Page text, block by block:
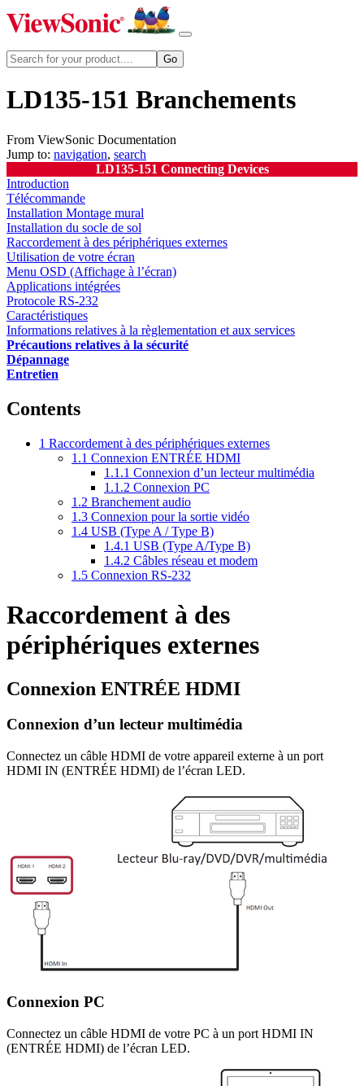
LD135-151 Branchements
From ViewSonic Documentation
Jump to: navigation, search
LD135-151 Connecting Devices
Introduction
Télécommande
Installation Montage mural
Installation du socle de sol
Raccordement à des périphériques externes
Utilisation de votre écran
Menu OSD (Affichage à l’écran)
Applications intégrées
Protocole RS-232
Caractéristiques
Informations relatives à la règlementation et aux services
Précautions relatives à la sécurité
Dépannage
Entretien
Contents
1 Raccordement à des périphériques externes
1.1 Connexion ENTRÉE HDMI
1.1.1 Connexion d’un lecteur multimédia
1.1.2 Connexion PC
1.2 Branchement audio
1.3 Connexion pour la sortie vidéo
1.4 USB (Type A / Type B)
1.4.1 USB (Type A/Type B)
1.4.2 Câbles réseau et modem
1.5 Connexion RS-232
Raccordement à des
périphériques externes
Connexion ENTRÉE HDMI
Connexion d’un lecteur multimédia
Connectez un câble HDMI de votre appareil externe à un port
HDMI IN (ENTRÉE HDMI) de l’écran LED.
Connexion PC
Connectez un câble HDMI de votre PC à un port HDMI IN
(ENTRÉE HDMI) de l’écran LED.